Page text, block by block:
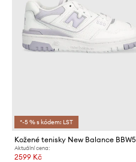
*-5 % s kódem: LST
Aktuální cena:
2599 Kč